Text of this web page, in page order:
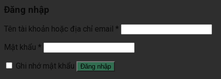
Đăng nhập
Tên tài khoản hoặc địa chỉ email *
Mật khẩu *
Ghi nhớ mật khẩu
Đăng nhập